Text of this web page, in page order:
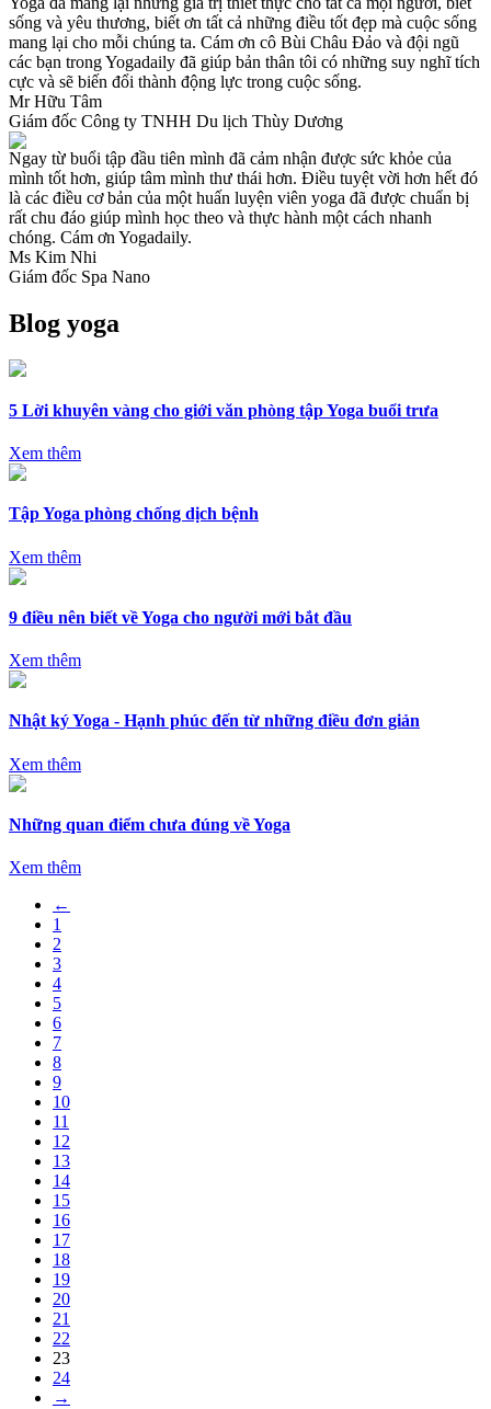
sống và yêu thương, biết ơn tất cả những điều tốt đẹp mà cuộc sống
mang lại cho mỗi chúng ta. Cám ơn cô Bùi Châu Đảo và đội ngũ
các bạn trong Yogadaily đã giúp bản thân tôi có những suy nghĩ tích
cực và sẽ biến đổi thành động lực trong cuộc sống.
Mr Hữu Tâm
Giám đốc Công ty TNHH Du lịch Thùy Dương
Ngay từ buổi tập đầu tiên mình đã cảm nhận được sức khỏe của
mình tốt hơn, giúp tâm mình thư thái hơn. Điều tuyệt vời hơn hết đó
là các điều cơ bản của một huấn luyện viên yoga đã được chuẩn bị
rất chu đáo giúp mình học theo và thực hành một cách nhanh
chóng. Cám ơn Yogadaily.
Ms Kim Nhi
Giám đốc Spa Nano
Blog yoga
5 Lời khuyên vàng cho giới văn phòng tập Yoga buổi trưa
Xem thêm
Tập Yoga phòng chống dịch bệnh
Xem thêm
9 điều nên biết về Yoga cho người mới bắt đầu
Xem thêm
Nhật ký Yoga - Hạnh phúc đến từ những điều đơn giản
Xem thêm
Những quan điểm chưa đúng về Yoga
Xem thêm
←
1
2
3
4
5
6
7
8
9
10
11
12
13
14
15
16
17
18
19
20
21
22
23
24
→